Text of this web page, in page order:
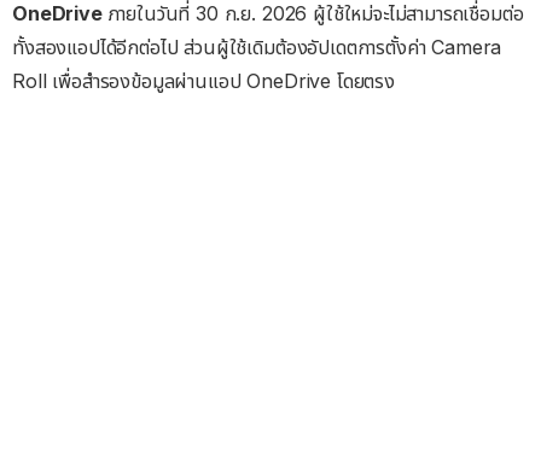
OneDriveภายในวันที่ 30 ก.ย. 2026 ผู้ใช้ใหม่จะไม่สามารถเชื่อมต่อ
ทั้งสองแอปได้อีกต่อไป ส่วนผู้ใช้เดิมต้องอัปเดตการตั้งค่า Camera
Roll เพื่อสำรองข้อมูลผ่านแอป OneDrive โดยตรง